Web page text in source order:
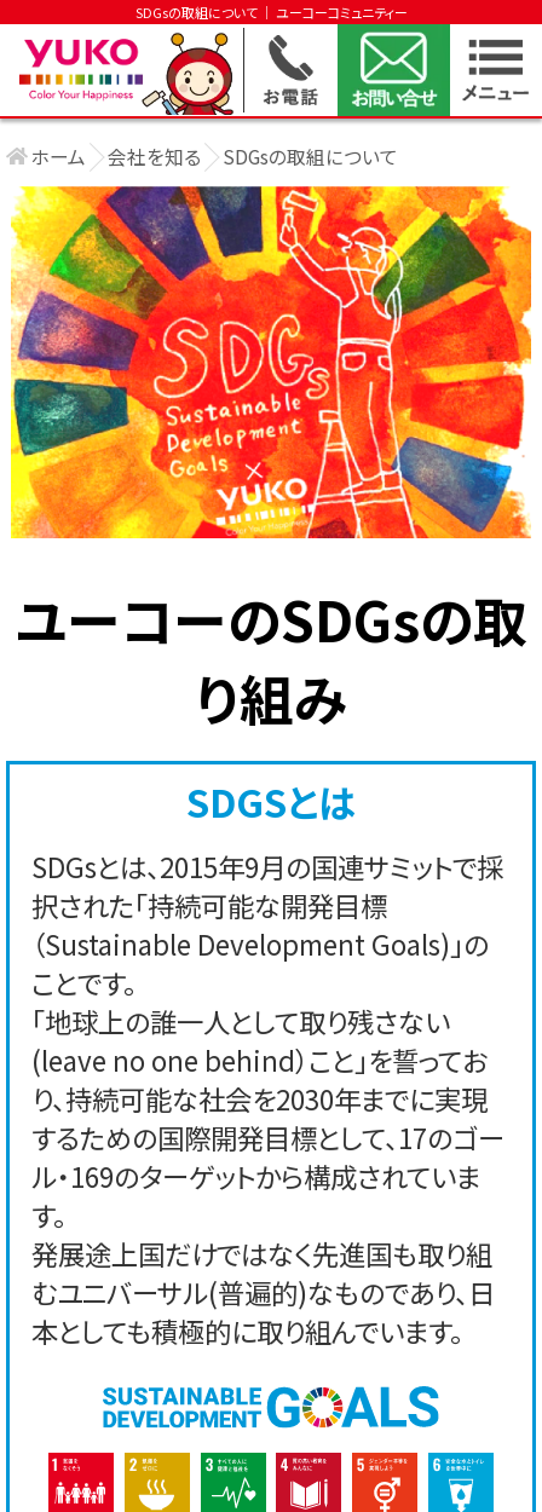
SDGsの取組について │ ユーコーコミュニティー
ホーム 会社を知る SDGsの取組について
ユーコーのSDGsの取
り組み
SDGSとは
SDGsとは、2015年9月の国連サミットで採
択された「持続可能な開発目標
（Sustainable Development Goals)」の
ことです。
「地球上の誰一人として取り残さない
(leave no one behind）こと」を誓ってお
り、持続可能な社会を2030年までに実現
するための国際開発目標として、17のゴー
ル・169のターゲットから構成されていま
す。
発展途上国だけではなく先進国も取り組
むユニバーサル(普遍的)なものであり、日
本としても積極的に取り組んでいます。